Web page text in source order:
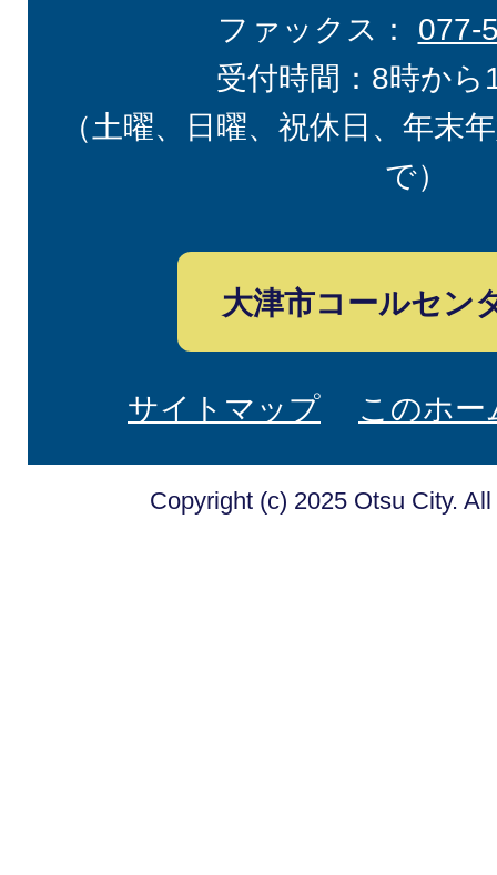
ファックス： 077-
受付時間：8時から
（土曜、日曜、祝休日、年末
で）
大津市コールセン
サイトマップ このホ
Copyright (c) 2025 Otsu City.